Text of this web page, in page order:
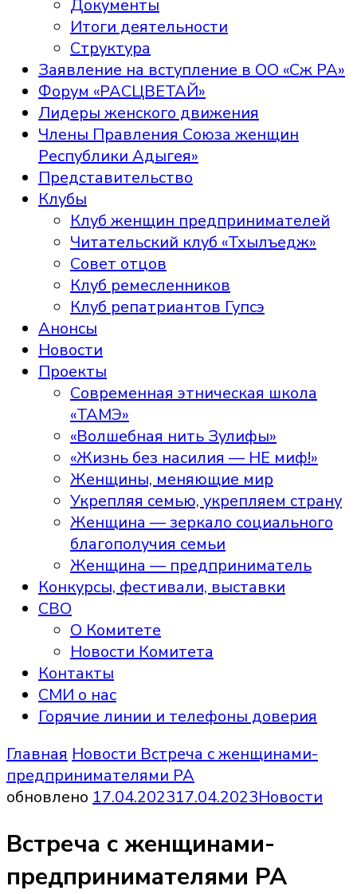
Документы
Итоги деятельности
Структура
Заявление на вступление в ОО «Сж РА»
Форум «РАСЦВЕТАЙ»
Лидеры женского движения
Члены Правления Союза женщин
Республики Адыгея»
Представительство
Клубы
Клуб женщин предпринимателей
Читательский клуб «Тхылъедж»
Совет отцов
Клуб ремесленников
Клуб репатриантов Гупсэ
Анонсы
Новости
Проекты
Современная этническая школа
«ТАМЭ»
«Волшебная нить Зулифы»
«Жизнь без насилия — НЕ миф!»
Женщины, меняющие мир
Укрепляя семью, укрепляем страну
Женщина — зеркало социального
благополучия семьи
Женщина — предприниматель
Конкурсы, фестивали, выставки
СВО
О Комитете
Новости Комитета
Контакты
СМИ о нас
Горячие линии и телефоны доверия
Главная Новости Встреча с женщинами-
предпринимателями РА
обновлено 17.04.202317.04.2023Новости
Встреча с женщинами-
предпринимателями РА